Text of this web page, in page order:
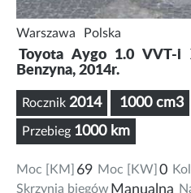
Warszawa Polska
Toyota Aygo 1.0 VVT-i
Benzyna, 2014r.
Rocznik 2014 1000 cm3
Przebieg 1000 km
Moc [KM] 69 Moc [KW] 0
Skrzynia biegów Manualna